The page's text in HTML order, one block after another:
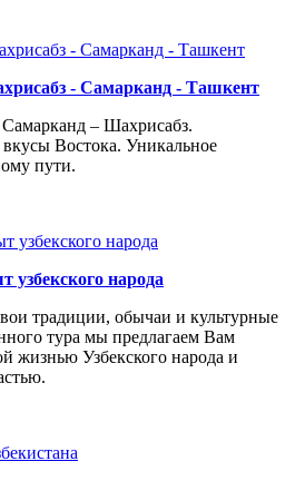
- Самарканд - Ташкент
– Шахрисабз.
Востока. Уникальное
пути.
узбекского народа
традиции, обычаи и культурные
тура мы предлагаем Вам
жизнью Узбекского народа и